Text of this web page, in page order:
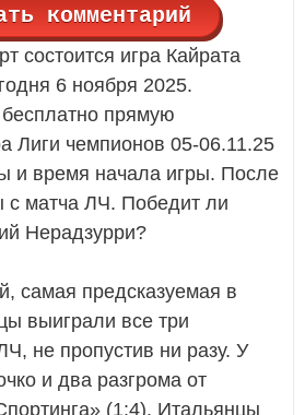
комментарий
состоится игра Кайрата
6 ноября 2025.
прямую
Лиги чемпионов 05-06.11.25
и время начала игры. После
матча ЛЧ. Победит ли
Нерадзурри?
самая предсказуемая в
выиграли все три
не пропустив ни разу. У
и два разгрома от
(1:4). Итальянцы